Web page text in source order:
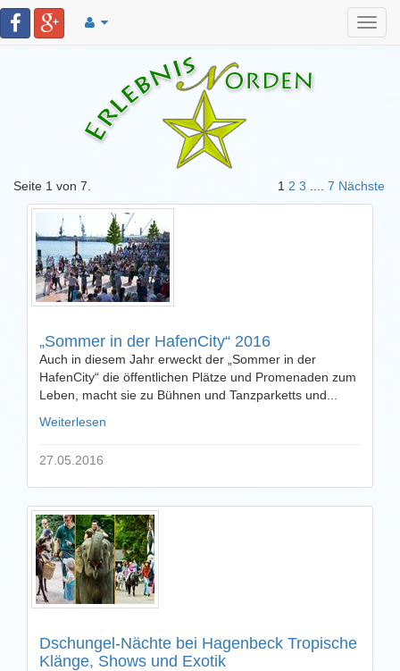
Seite 1 von 7. 1 2 3 7 Nächste
„Sommer in der HafenCity“ 2016
Auch in diesem Jahr erweckt der „Sommer in der
HafenCity“ die öffentlichen Plätze und Promenaden zum
Leben, macht sie zu Bühnen und Tanzparketts und...
Weiterlesen
27.05.2016
Dschungel-Nächte bei Hagenbeck Tropische
Klänge, Shows und Exotik